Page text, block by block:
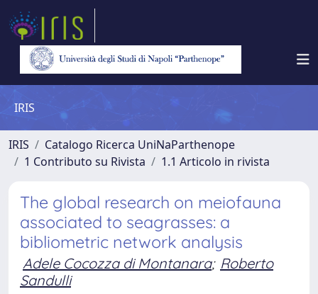
IRIS
IRIS
Catalogo Ricerca UniNaParthenope
1 Contributo su Rivista
1.1 Articolo in rivista
The global research on meiofauna
associated to seagrasses: a
bibliometric network analysis
Adele Cocozza di Montanara; Roberto
Sandulli